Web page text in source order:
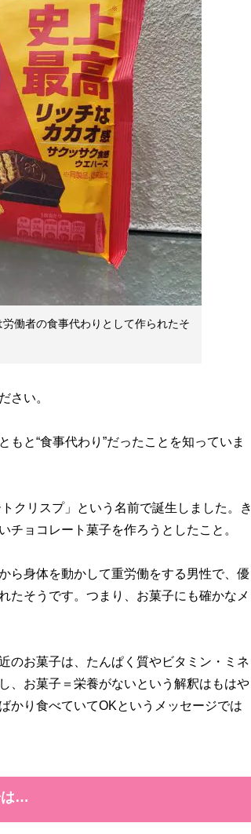
働者の食事代わりとして作られたそ
さい。
と“食事代わり”だったことを知っていま
クリスプ」という名前で誕生しました。き
チョコレート菓子を作ろうとしたこと。
ら身体を動かして重労働をする男性で、優
たそうです。つまり、お菓子にも確かなメ
のお菓子は、たんぱく質やビタミン・ミネ
、お菓子＝栄養がないという解釈はもはや
かり食べていてOKというメッセージでは
は…